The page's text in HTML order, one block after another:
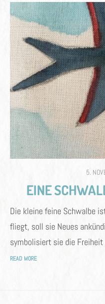
5.
EINE
Die kleine feine Schwalbe
fliegt, soll sie Neues
symbolisiert sie die
READ MORE